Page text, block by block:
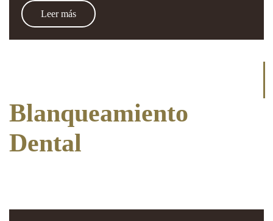
Leer más
Blanqueamiento
Dental